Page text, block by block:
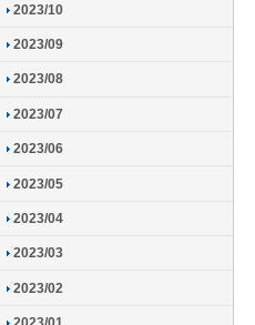
2023/10
2023/09
2023/08
2023/07
2023/06
2023/05
2023/04
2023/03
2023/02